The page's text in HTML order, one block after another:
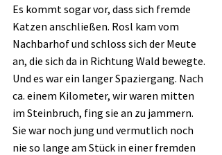
Es kommt sogar vor, dass sich fremde
Katzen anschließen. Rosl kam vom
Nachbarhof und schloss sich der Meute
an, die sich da in Richtung Wald bewegte.
Und es war ein langer Spaziergang. Nach
ca. einem Kilometer, wir waren mitten
im Steinbruch, fing sie an zu jammern.
Sie war noch jung und vermutlich noch
nie so lange am Stück in einer fremden